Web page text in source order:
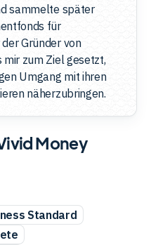
sammelte später
für
Gründer von
mir zum Ziel gesetzt,
Umgang mit ihren
näherzubringen.
Money
Standard